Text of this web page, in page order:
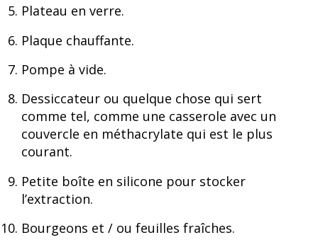
Plateau en verre.
Plaque chauffante.
Pompe à vide.
Dessiccateur ou quelque chose qui sert
comme tel, comme une casserole avec un
couvercle en méthacrylate qui est le plus
courant.
Petite boîte en silicone pour stocker
l’extraction.
Bourgeons et / ou feuilles fraîches.